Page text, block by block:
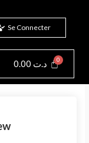
Se Connecter
0.00 د.ت Panier